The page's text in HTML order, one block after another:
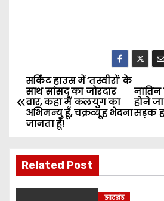
P
o
t
n
नातिन
होने
सड़क
सर्किट हाउस में ‘तस्वीरों’ के
साथ सांसद का जोरदार
वार, कहा मैं कलयुग का
अभिमन्यु हूँ, चक्रव्यूह भेदना
जानता हूँ!
Related Post
झारखंड